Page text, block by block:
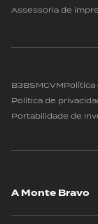
Assessoria de
B3BSMCVMPolítica
Política de
Portabilidade de
A Monte Bravo